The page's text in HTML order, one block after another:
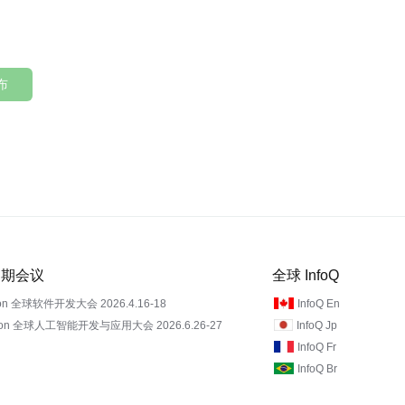
会议
全球软件开发大会 2026.4.16-18
全球人工智能开发与应用大会 2026.6.26-27
全球 InfoQ
InfoQ En
InfoQ Jp
InfoQ Fr
InfoQ Br